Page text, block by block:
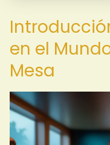
en el
Mesa